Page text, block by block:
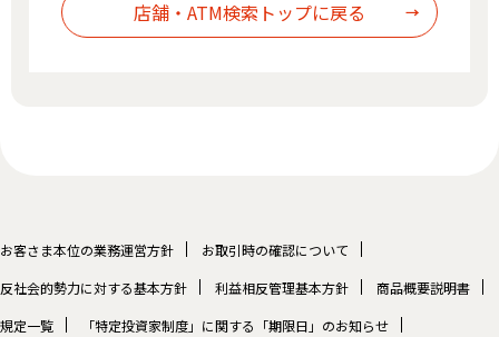
お客さま本位の業務運営方針
お取引時の確認について
反社会的勢力に対する基本方針
利益相反管理基本方針
商品概要説明書
規定一覧
「特定投資家制度」に関する「期限日」のお知らせ